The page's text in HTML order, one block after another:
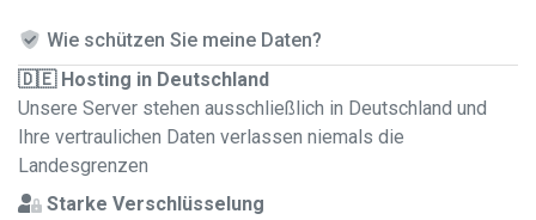
Wie schützen Sie meine Daten?
🇩🇪 Hosting in Deutschland
Unsere Server stehen ausschließlich in Deutschland und
Ihre vertraulichen Daten verlassen niemals die
Landesgrenzen
Starke Verschlüsselung